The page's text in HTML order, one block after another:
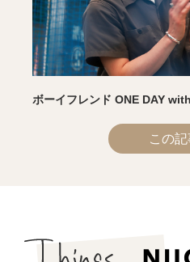
ボーイフレンド ONE DAY
この